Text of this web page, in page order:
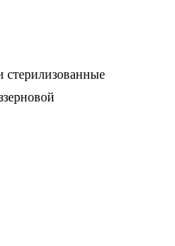
стерилизованные